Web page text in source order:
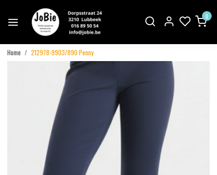
0
Home 212978-9903/890 Penny